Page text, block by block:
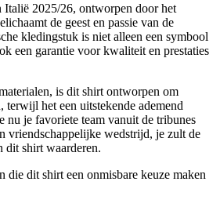
2025/26, ontworpen door het
de geest en passie van de
kledingstuk is niet alleen een symbool
een garantie voor kwaliteit en prestaties
is dit shirt ontworpen om
terwijl het een uitstekende ademend
nu je favoriete team vanuit de tribunes
vriendschappelijke wedstrijd, je zult de
dit shirt waarderen.
die dit shirt een onmisbare keuze maken